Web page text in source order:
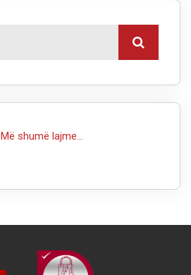
Më shumë lajme...